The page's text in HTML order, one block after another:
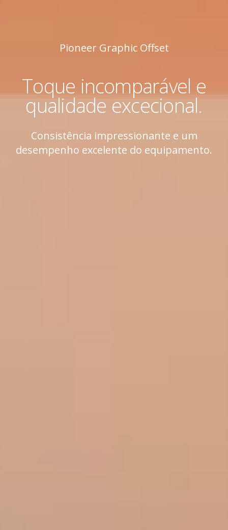
Pioneer Graphic Offset
Toque incomparável e
qualidade excecional.
Consistência impressionante e um
desempenho excelente do equipamento.